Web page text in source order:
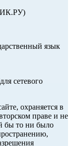
язык
сетевого
охраняется в
праве и не
бы то ни было